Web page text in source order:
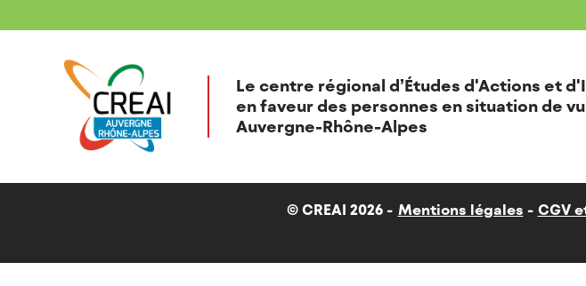
Le centre régional d’Études d'Actions et
en faveur des personnes en situation de
Auvergne-Rhône-Alpes
© CREAI 2026 - Mentions légales CGV